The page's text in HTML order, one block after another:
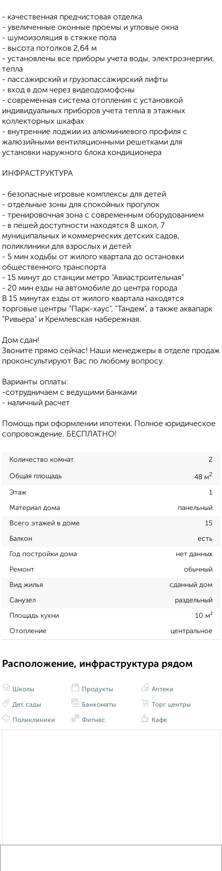
- качественная предчистовая отделка
- увеличенные оконные проемы и угловые окна
- шумоизоляция в стяжке пола
- высота потолков 2,64 м
- установлены все приборы учета воды, электроэнергии,
тепла
- пассажирский и грузопассажирский лифты
- вход в дом через видеодомофоны
- современная система отопления с установкой
индивидуальных приборов учета тепла в этажных
коллекторных шкафах
- внутренние лоджии из алюминиевого профиля с
жалюзийными вентиляционными решетками для
установки наружного блока кондиционера
ИНФРАСТРУКТУРА
- безопасные игровые комплексы для детей
- отдельные зоны для спокойных прогулок
- тренировочная зона с современным оборудованием
- в пешей доступности находятся 8 школ, 7
муниципальных и коммерческих детских садов,
поликлиники для взрослых и детей
- 5 мин ходьбы от жилого квартала до остановки
общественного транспорта
- 15 минут до станции метро "Авиастроительная"
- 20 мин езды на автомобиле до центра города
В 15 минутах езды от жилого квартала находятся
торговые центры "Парк-хаус", "Тандем", а также аквапарк
"Ривьера" и Кремлевская набережная.
Дом сдан!
Звоните прямо сейчас! Наши менеджеры в отделе продаж
проконсультируют Вас по любому вопросу.
Варианты оплаты:
-сотрудничаем с ведущими банками
- наличный расчет
Помощь при оформлении ипотеки. Полное юридическое
сопровождение. БЕСПЛАТНО!
Количество комнат 2
Общая площадь 48 м2
Этаж 1
Материал дома панельный
Всего этажей в доме 15
Балкон есть
Год постройки дома нет данных
Ремонт обычный
Вид жилья сданный дом
Санузел раздельный
Площадь кухни 10 м²
Отопление центральное
Расположение, инфраструктура рядом
Школы
Дет. сады
Поликлиники
Продукты
Банкоматы
Фитнес
Аптеки
Торг. центры
Кафе